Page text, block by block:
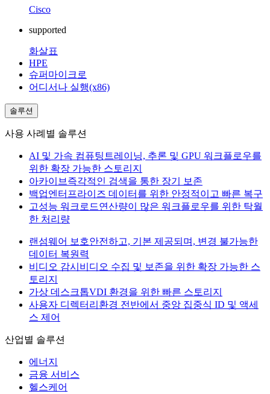
Cisco
supported
화살표
HPE
슈퍼마이크로
어디서나 실행(x86)
솔루션
사용 사례별 솔루션
AI 및 가속 컴퓨팅 트레이닝, 추론 및 GPU 워크플로우를
위한 확장 가능한 스토리지
아카이브 즉각적인 검색을 통한 장기 보존
백업엔터프라이즈 데이터를 위한 안정적이고 빠른 복구
고성능 워크로드연산량이 많은 워크플로우를 위한 탁월
한 처리량
랜섬웨어 보호안전하고, 기본 제공되며, 변경 불가능한
데이터 복원력
비디오 감시 비디오 수집 및 보존을 위한 확장 가능한 스
토리지
가상 데스크톱VDI 환경을 위한 빠른 스토리지
사용자 디렉터리 환경 전반에서 중앙 집중식 ID 및 액세
스 제어
산업별 솔루션
에너지
금융 서비스
헬스케어